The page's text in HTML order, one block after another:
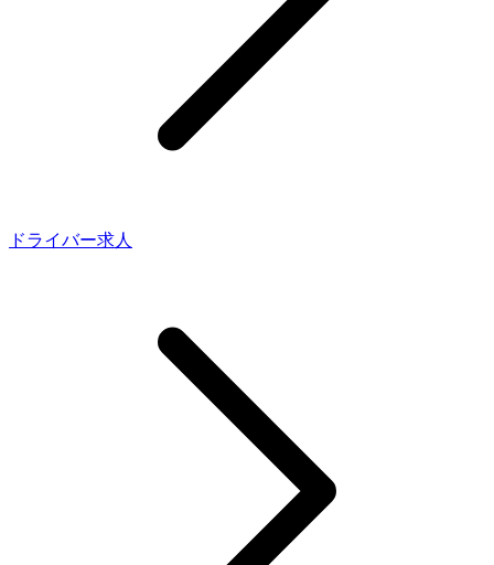
ドライバー求人